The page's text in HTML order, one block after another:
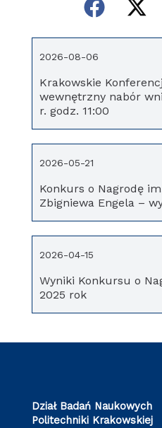
Krakowskie
wewnętrzny nabór
r. godz. 11:00
2026-08-06
Konkurs o Nagrodę
Zbigniewa Engela –
2026-05-21
Wyniki Konkursu o
2025 rok
2026-04-15
Dział Badań Naukowych
Politechniki Krakowskiej